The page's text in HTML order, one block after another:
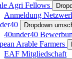
Agri Fellows
Anmeldung
Dropdown
40under40
Arable Farmers
EAF Mitgliedschaft